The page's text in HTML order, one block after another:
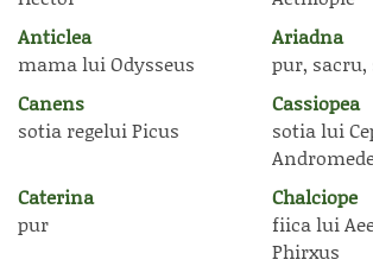
Anticlea
mama lui Odysseus
Ariadna
pur,
Canens
sotia regelui Picus
Cassiopea
sotia lui
Caterina
pur
Chalciope
fiica lui
Phirxus